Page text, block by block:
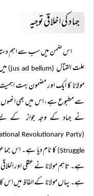
جہاد کی اخلاقی توجیہ
اس ضمن میں سب سے اہم
علت القتال (jus ad bellum)
مولانا کا ایک اور مضمون بہت
سے مطبوع ہے، اس میں بھی انھوں نے
نے جہاد کے وجہ جواز کے لیے
(International Revolutionary Party)
Struggle) کا نام دیا ہے۔ اس
ہے۔ تاہم مولانا نے عقلی اور
ہے۔ یہاں مولانا کے الفاظ میں